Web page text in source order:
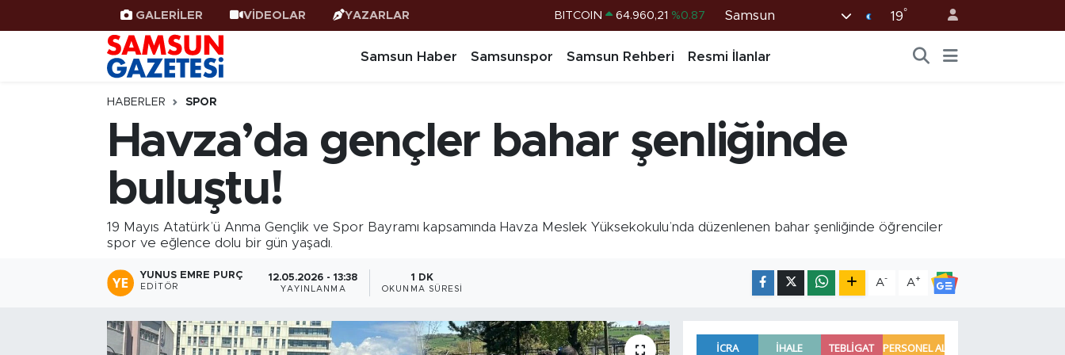
GALERİLER VİDEOLAR YAZARLAR DOLAR 47,7436 %0.18
BİST100 13.779 %-14
BITCOIN 64.960,21 %0.87
Samsun 19°
Samsun Haber Samsunspor Samsun Rehberi Resmi İlanlar
HABERLER SPOR
Havza’da gençler bahar şenliğinde
buluştu!
19 Mayıs Atatürk’ü Anma Gençlik ve Spor Bayramı kapsamında Havza Meslek Yüksekokulu’nda düzenlenen bahar şenliğinde öğrenciler
spor ve eğlence dolu bir gün yaşadı.
YUNUS EMRE PURÇ
EDITÖR
12.05.2026 - 13:38
YAYINLANMA
1 DK
OKUNMA SÜRESI
A- A+
Samsun Haber
Samsunspor
Samsun Rehberi
Resmi İlanlar
Samsun Nöbetçi Eczaneler
Samsun Hava Durumu
SAMSUN Namaz Vakitleri
Samsun Trafik Yoğunluk Haritası
Süper Lig Puan Durumu ve Fikstür
Haber Arşivi